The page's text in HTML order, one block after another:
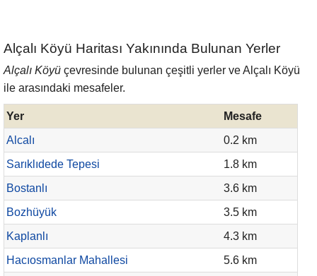
Alçalı Köyü Haritası Yakınında Bulunan Yerler
Alçalı Köyü çevresinde bulunan çeşitli yerler ve Alçalı Köyü
ile arasındaki mesafeler.
Yer
Mesafe
Alcalı
0.2 km
Sarıklıdede Tepesi
1.8 km
Bostanlı
3.6 km
Bozhüyük
3.5 km
Kaplanlı
4.3 km
Hacıosmanlar Mahallesi
5.6 km